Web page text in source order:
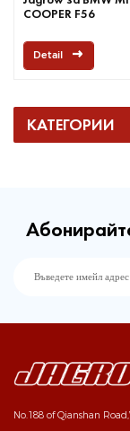
COOPER F56
Detail
КАТЕГОРИИ
No.188 of Qianshan